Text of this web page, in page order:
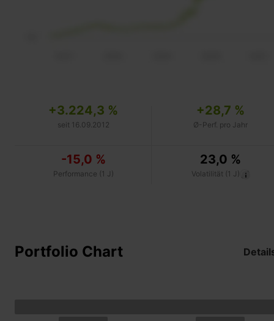
+3.224,3 %
seit 16.09.2012
+28,7 %
Ø-Perf. pro Jahr
-15,0 %
Performance (1 J)
23,0 %
Volatilität (1 J)
Portfolio Chart